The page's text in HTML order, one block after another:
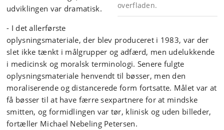
overfladen.
udviklingen var dramatisk.
- I det allerførste
oplysningsmateriale, der blev produceret i 1983, var der
slet ikke tænkt i målgrupper og adfærd, men udelukkende
i medicinsk og moralsk terminologi. Senere fulgte
oplysningsmateriale henvendt til bøsser, men den
moraliserende og distancerede form fortsatte. Målet var at
få bøsser til at have færre sexpartnere for at mindske
smitten, og formidlingen var tør, klinisk og uden billeder,
fortæller Michael Nebeling Petersen.